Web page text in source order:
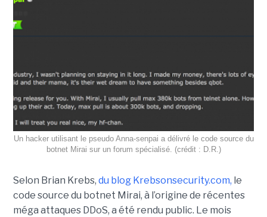
Un hacker utilisant le pseudo Anna-senpai a délivré le code source du
botnet Mirai sur un forum spécialisé. (crédit : D.R.)
Selon Brian Krebs, du blog Krebsonsecurity.com, le
code source du botnet Mirai, à l’origine de récentes
méga attaques DDoS, a été rendu public. Le mois